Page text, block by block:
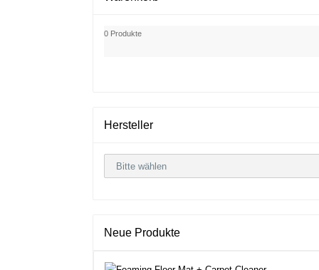
0 Produkte
Hersteller
Neue Produkte